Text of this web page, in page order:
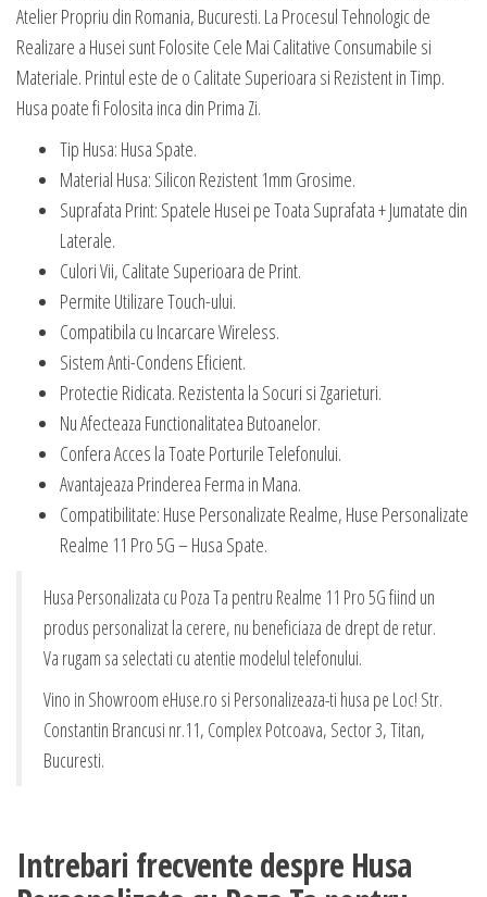
Atelier Propriu din Romania, Bucuresti. La Procesul Tehnologic de
Realizare a Husei sunt Folosite Cele Mai Calitative Consumabile si
Materiale. Printul este de o Calitate Superioara si Rezistent in Timp.
Husa poate fi Folosita inca din Prima Zi.
Tip Husa: Husa Spate.
Material Husa: Silicon Rezistent 1mm Grosime.
Suprafata Print: Spatele Husei pe Toata Suprafata + Jumatate din
Laterale.
Culori Vii, Calitate Superioara de Print.
Permite Utilizare Touch-ului.
Compatibila cu Incarcare Wireless.
Sistem Anti-Condens Eficient.
Protectie Ridicata. Rezistenta la Socuri si Zgarieturi.
Nu Afecteaza Functionalitatea Butoanelor.
Confera Acces la Toate Porturile Telefonului.
Avantajeaza Prinderea Ferma in Mana.
Compatibilitate: Huse Personalizate Realme, Huse Personalizate
Realme 11 Pro 5G – Husa Spate.
Husa Personalizata cu Poza Ta pentru Realme 11 Pro 5G fiind un
produs personalizat la cerere, nu beneficiaza de drept de retur.
Va rugam sa selectati cu atentie modelul telefonului.
Vino in Showroom eHuse.ro si Personalizeaza-ti husa pe Loc! Str.
Constantin Brancusi nr.11, Complex Potcoava, Sector 3, Titan,
Bucuresti.
Intrebari frecvente despre Husa